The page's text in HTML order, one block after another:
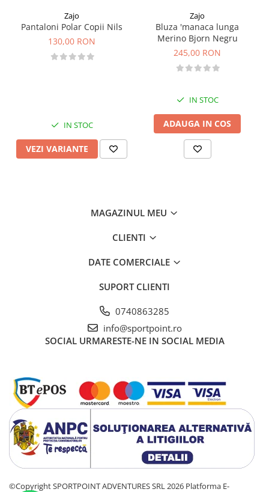
Zajo
Pantaloni Polar Copii Nils
130,00 RON
IN STOC
VEZI VARIANTE
Zajo
Bluza 'manaca lunga
Merino Bjorn Negru
245,00 RON
IN STOC
ADAUGA IN COS
MAGAZINUL MEU
CLIENTI
DATE COMERCIALE
SUPORT CLIENTI
0740863285
info@sportpoint.ro
SOCIAL URMARESTE-NE IN SOCIAL MEDIA
©Copyright SPORTPOINT ADVENTURES SRL 2026 Platforma E-